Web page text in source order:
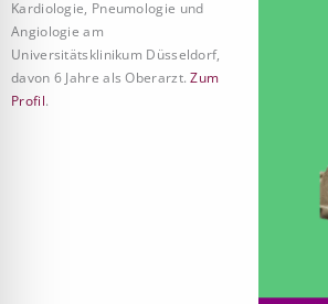
Kardiologie, Pneumologie und
Angiologie am
Universitätsklinikum Düsseldorf,
davon 6 Jahre als Oberarzt.Zum
Profil.